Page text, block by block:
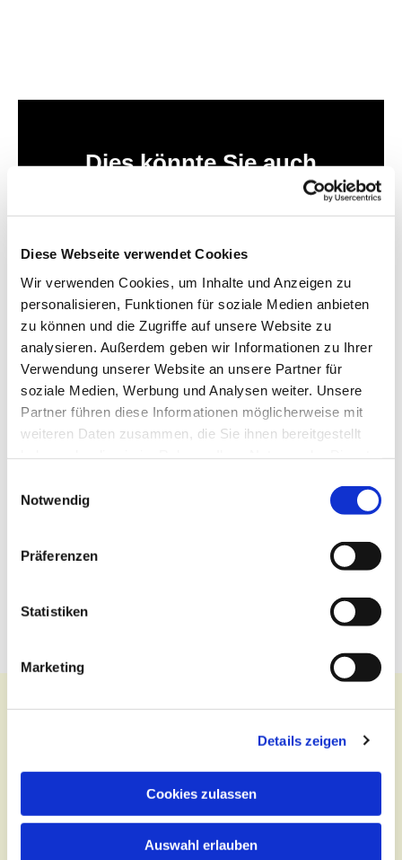
Diese Webseite verwendet Cookies
Wir verwenden Cookies, um Inhalte und Anzeigen zu
personalisieren, Funktionen für soziale Medien anbieten
zu können und die Zugriffe auf unsere Website zu
analysieren. Außerdem geben wir Informationen zu Ihrer
Verwendung unserer Website an unsere Partner für
soziale Medien, Werbung und Analysen weiter. Unsere
Partner führen diese Informationen möglicherweise mit
weiteren Daten zusammen, die Sie ihnen bereitgestellt
Notwendig
Präferenzen
Statistiken
Marketing
Details zeigen
Cookies zulassen
Auswahl erlauben
Dies könnte Sie auch
Kontakt
Tel.: